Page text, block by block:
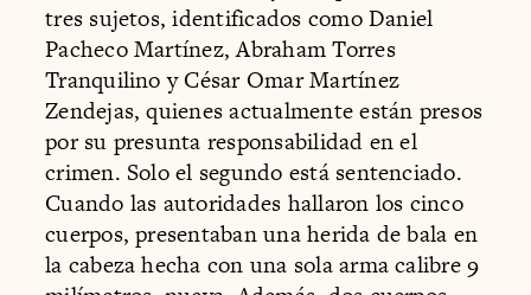
tres sujetos, identificados como Daniel
Pacheco Martínez, Abraham Torres
Tranquilino y César Omar Martínez
Zendejas, quienes actualmente están presos
por su presunta responsabilidad en el
crimen. Solo el segundo está sentenciado.
Cuando las autoridades hallaron los cinco
cuerpos, presentaban una herida de bala en
la cabeza hecha con una sola arma calibre 9